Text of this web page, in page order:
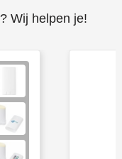
Wij helpen je!